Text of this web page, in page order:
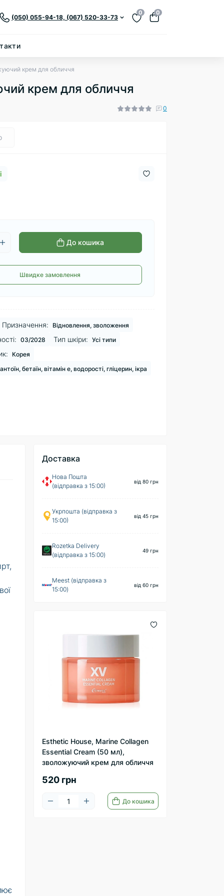
(050) 055-94-18, (067) 520-33-73
0 0
крем для обличчя
крем для обличчя
0
До кошика
Швидке замовлення
Призначення: Відновлення, зволоження
03/2028 Тип шкіри: Усі типи
Корея
бетаїн, вітамін e, водорості, гліцерин, ікра
Доставка
Нова Пошта
(відправка з 15:00)
від 80 грн
Укрпошта (відправка з
15:00)
від 45 грн
Rozetka Delivery
(відправка з 15:00)
49 грн
Meest (відправка з
15:00)
від 60 грн
Esthetic House, Marine Collagen
Essential Cream (50 мл),
зволожуючий крем для обличчя
520 грн
До кошика